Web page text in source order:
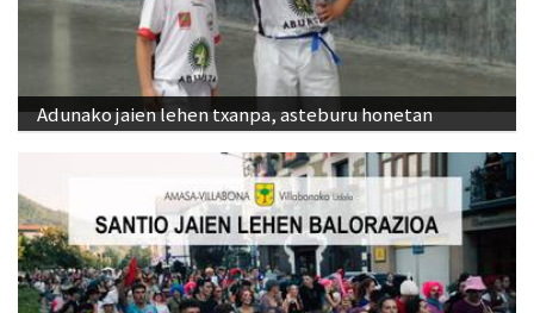
Adunako jaien lehen txanpa, asteburu honetan